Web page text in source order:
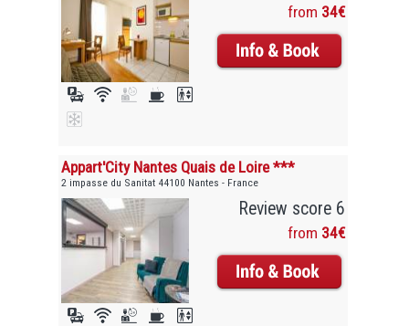
from 34€
Appart'City Nantes Quais de Loire ***
2 impasse du Sanitat 44100 Nantes - France
Review score 6
from 34€